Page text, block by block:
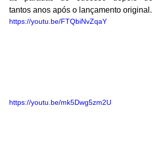
tantos anos após o lançamento original.
https://youtu.be/FTQbiNvZqaY
https://youtu.be/mk5Dwg5zm2U